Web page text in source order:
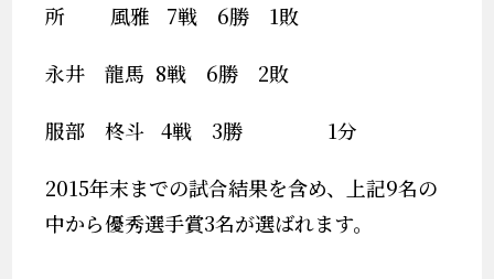
所 風雅 7戦 6勝 1敗
永井 龍馬 8戦 6勝 2敗
服部 柊斗 4戦 3勝 1分
2015年末までの試合結果を含め、上記9名の
中から優秀選手賞3名が選ばれます。